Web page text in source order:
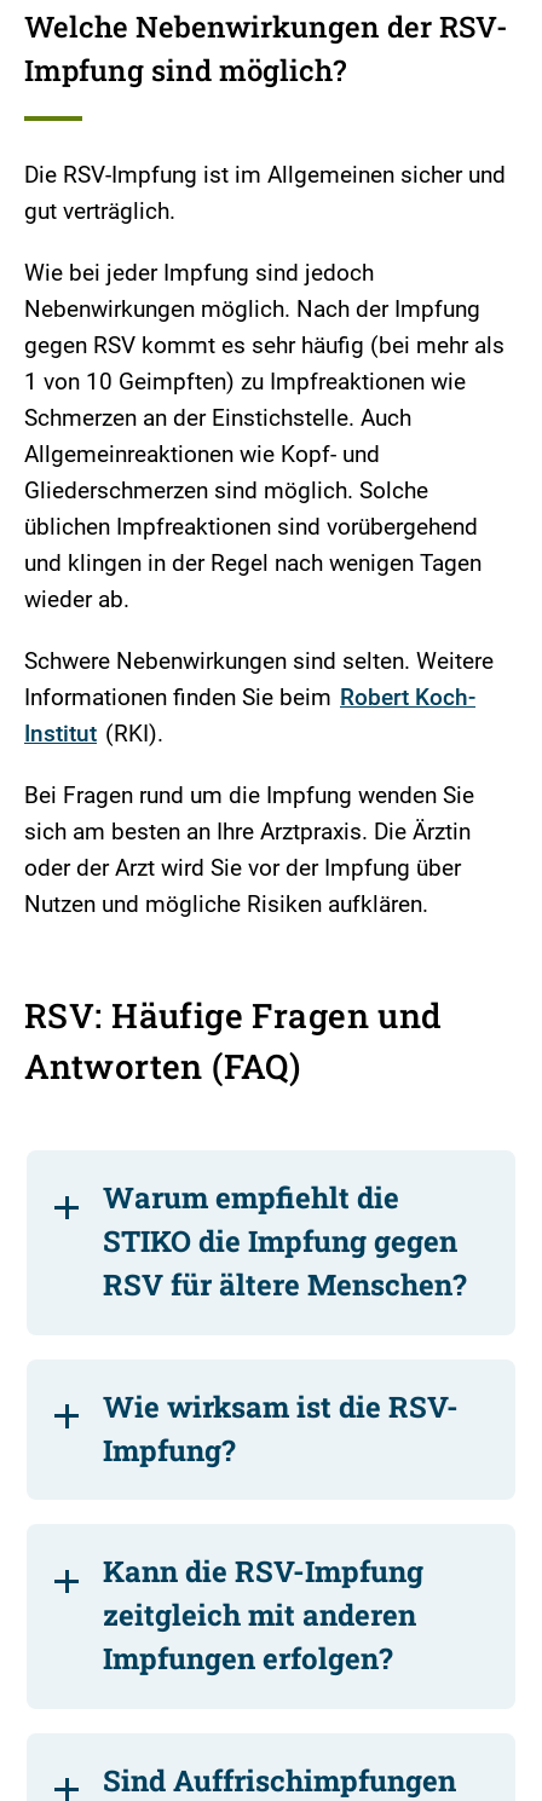
Welche Nebenwirkungen der RSV-
Impfung sind möglich?
Die RSV-Impfung ist im Allgemeinen sicher und
gut verträglich.
Wie bei jeder Impfung sind jedoch
Nebenwirkungen möglich. Nach der Impfung
gegen RSV kommt es sehr häufig (bei mehr als
1 von 10 Geimpften) zu Impfreaktionen wie
Schmerzen an der Einstichstelle. Auch
Allgemeinreaktionen wie Kopf- und
Gliederschmerzen sind möglich. Solche
üblichen Impfreaktionen sind vorübergehend
und klingen in der Regel nach wenigen Tagen
wieder ab.
Schwere Nebenwirkungen sind selten. Weitere
Informationen finden Sie beim Robert Koch-
Institut (RKI).
Bei Fragen rund um die Impfung wenden Sie
sich am besten an Ihre Arztpraxis. Die Ärztin
oder der Arzt wird Sie vor der Impfung über
Nutzen und mögliche Risiken aufklären.
RSV: Häufige Fragen und
Antworten (FAQ)
Warum empfiehlt die
STIKO die Impfung gegen
RSV für ältere Menschen?
Wie wirksam ist die RSV-
Impfung?
Kann die RSV-Impfung
zeitgleich mit anderen
Impfungen erfolgen?
Sind Auffrischimpfungen